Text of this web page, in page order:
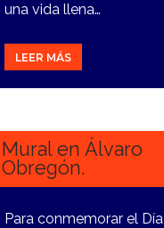
una vida llena…
LEER MÁS
27
Mural en Álvaro
Obregón.
Para conmemorar el Día